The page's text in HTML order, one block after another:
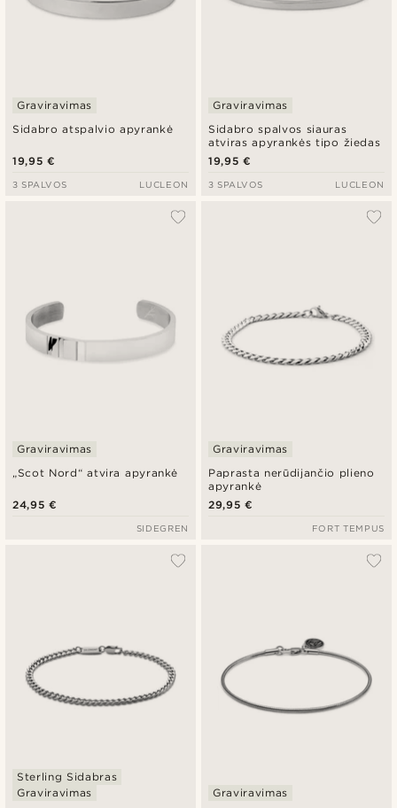
Sidabro atspalvio apyrankė
Graviravimas
19,95 €
3 SPALVOS LUCLEON
Sidabro spalvos siauras
atviras apyrankės tipo žiedas
Graviravimas
19,95 €
3 SPALVOS LUCLEON
„Scot Nord“ atvira apyrankė
Graviravimas
24,95 €
SIDEGREN
Paprasta nerūdijančio plieno
apyrankė
Graviravimas
29,95 €
FORT TEMPUS
Sterling Sidabras
Graviravimas
Graviravimas